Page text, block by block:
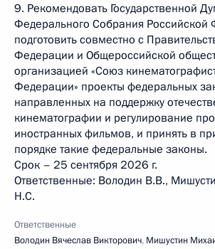
9. Рекомендовать Государственной
Федерального Собрания Российской
подготовить совместно с
Федерации и Общероссийской
организацией «Союз
Федерации» проекты федеральных
направленных на поддержку
кинематографии и регулирование
иностранных фильмов, и принять в
порядке такие федеральные законы.
Срок – 25 сентября 2026 г.
Ответственные: Володин В.В.,
Н.С.
Ответственные
Володин Вячеслав Викторович, Мишустин